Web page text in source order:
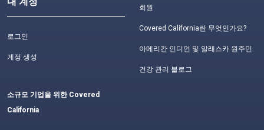
로그인
계정 생성
소규모 기업을 위한 Covered
California
회원
Covered California란 무엇인가요?
아메리칸 인디언 및 알래스카 원주민
건강 관리 블로그